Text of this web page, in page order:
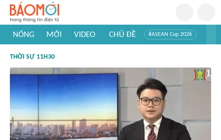
NÓNG MỚI VIDEO CHỦ ĐỀ #ASEAN Cup 2026
#Khám phá thế giới
THỜI SỰ 11H30